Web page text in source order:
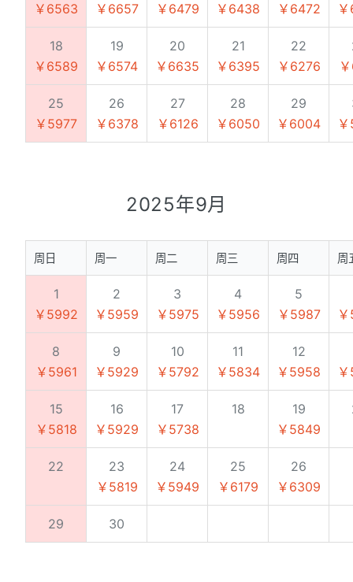
￥6563
￥6657
￥6479
￥6438
￥6472
18
￥6589
19
￥6574
20
￥6635
21
￥6395
22
￥6276
25
￥5977
26
￥6378
27
￥6126
28
￥6050
29
￥6004
2025年9月
周日 周一 周二 周三 周四 周
1
￥5992
2
￥5959
3
￥5975
4
￥5956
5
￥5987
8
￥5961
9
￥5929
10
￥5792
11
￥5834
12
￥5958
15
￥5818
16
￥5929
17
￥5738
18
19
￥5849
22
23
￥5819
24
￥5949
25
￥6179
26
￥6309
29 30